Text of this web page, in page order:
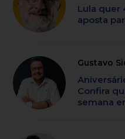
Lula quer
aposta
Gustavo
Confira
semana